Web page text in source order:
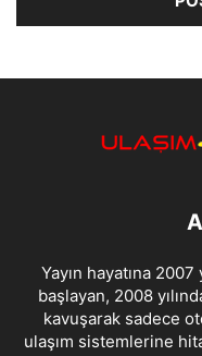
Yayın hayatına
başlayan, 2008
kavuşarak sadece
ulaşım sistemlerine